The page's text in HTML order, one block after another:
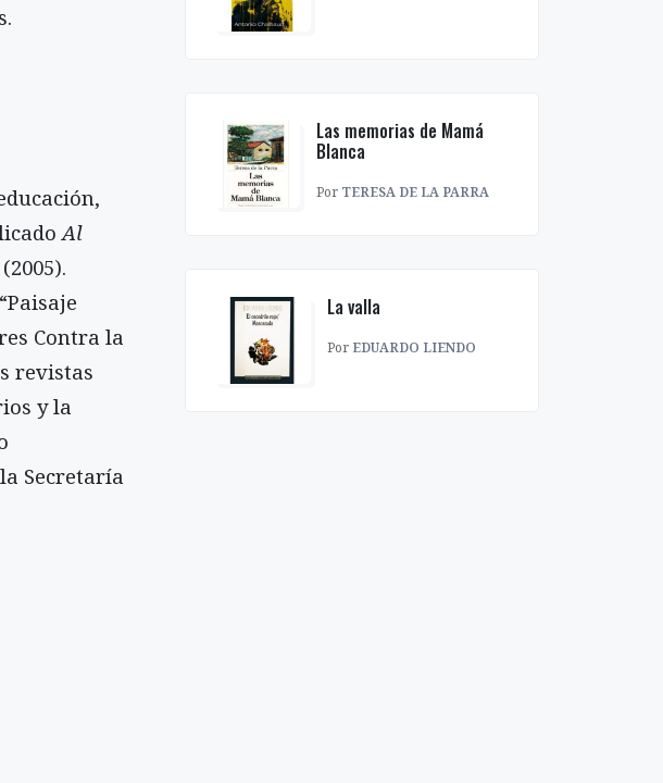
Al
(2005).
Contra la
revistas
y la
Secretaría
Las memorias de Mamá
Blanca
Por TERESA DE LA PARRA
La valla
Por EDUARDO LIENDO